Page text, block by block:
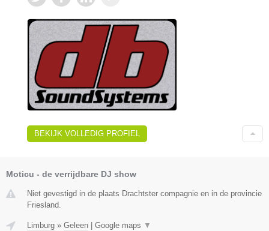
BEKIJK VOLLEDIG PROFIEL
Moticu - de verrijdbare DJ show
Niet gevestigd in de plaats Drachtster compagnie en in de provincie
Friesland.
Limburg » Geleen | Google maps ▼